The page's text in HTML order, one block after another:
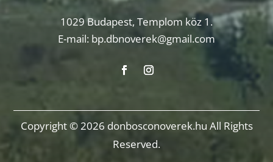
1029 Budapest, Templom köz 1.
E-mail: bp.dbnoverek@gmail.com
Copyright © 2026 donbosconoverek.hu All Rights
Reserved.